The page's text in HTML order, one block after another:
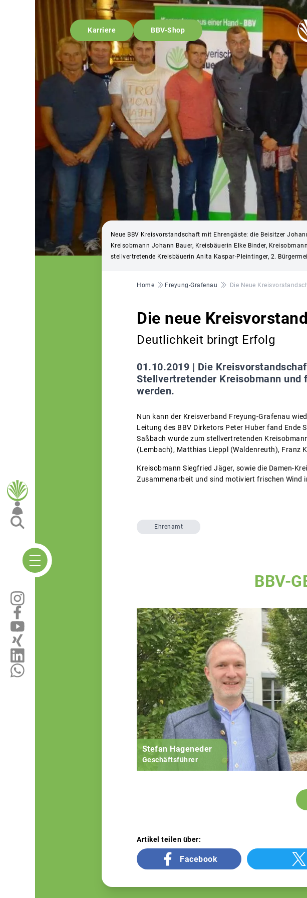
Karriere BBV-Shop
Neue BBV Kreisvorstandschaft mit Ehrengäste: die Beisitzer
Kreisobmann Johann Bauer, Kreisbäuerin Elke Binder,
stellvertretende Kreisbäuerin Anita Kaspar-Pleintinger, 2.
Pfadnavigation
Home Freyung-Grafenau Die Neue
Die neue
Deutlichkeit bringt Erfolg
01.10.2019 | Die
Stellvertretender Kreisobmann
werden.
Nun kann der Kreisverband Freyung-Grafenau
Leitung des BBV Dirketors Peter Huber fand
Saßbach wurde zum stellvertretenden
(Lembach), Matthias Lieppl (Waldenreuth), Franz
Kreisobmann Siegfried Jäger, sowie die Damen-
Zusammenarbeit und sind motiviert frischen Wind
Ehrenamt
BBV-
Stefan Hageneder
Geschäftsführer
Artikel teilen über:
Facebook